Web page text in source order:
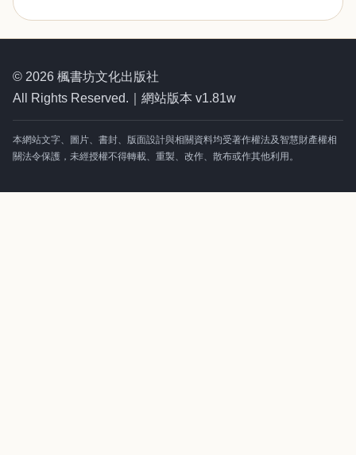
© 2026 楓書坊文化出版社
All Rights Reserved.｜網站版本 v1.81w
本網站文字、圖片、書封、版面設計與相關資料均受著作權法及智慧財產權相
關法令保護，未經授權不得轉載、重製、改作、散布或作其他利用。